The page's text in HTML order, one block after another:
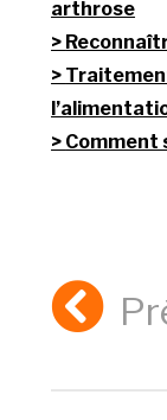
arthrose
Comment